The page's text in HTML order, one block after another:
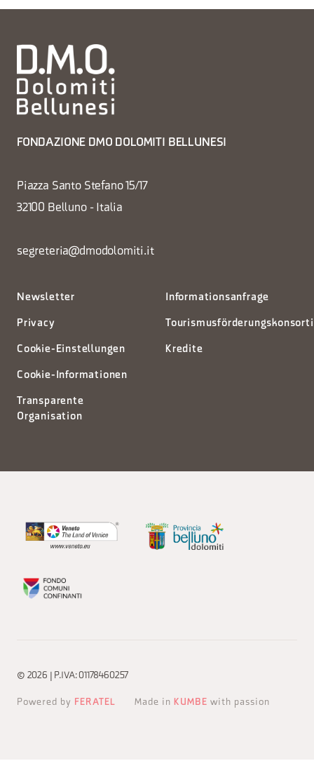
FONDAZIONE DMO DOLOMITI BELLUNESI
Piazza Santo Stefano 15/17
32100 Belluno - Italia
segreteria@dmodolomiti.it
Newsletter
Privacy
Cookie-Einstellungen
Cookie-Informationen
Transparente
Organisation
Informationsanfrage
Kredite
© 2026 | P.IVA: 01178460257
Powered by FERATEL Made in KUMBE with passion